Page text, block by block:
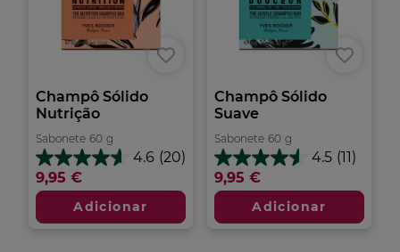
Champô Sólido
Nutrição
Sabonete 60 g
4.6 (20)
4.6
em
5
estrelas.
20
9,95 €
Adicionar
Champô Sólido
Suave
Sabonete 60 g
4.5 (11)
4.5
em
5
estrelas.
11
9,95 €
Adicionar